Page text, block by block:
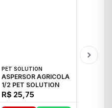
PET SOLUTION
ASPERSOR AGRICOLA
1/2 PET SOLUTION
R$ 25,75